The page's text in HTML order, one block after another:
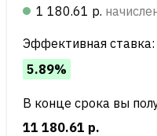
1 180.61 р.
Эффективная ставка:
5.89%
В конце срока вы
11 180.61 р.